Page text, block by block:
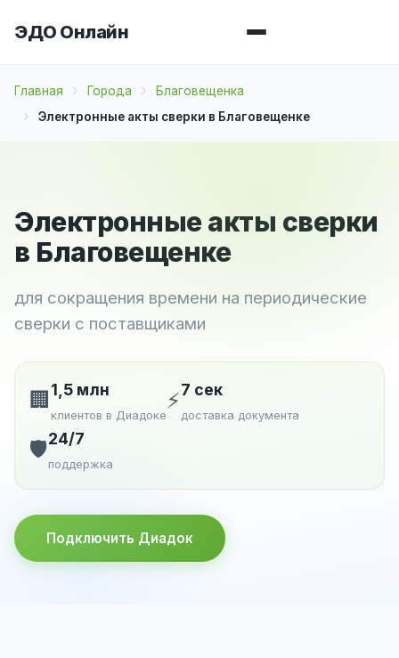
ЭДО Онлайн
Главная Города
Благовещенка
Электронные акты сверки в Благовещенке
Электронные акты сверки
в Благовещенке
для сокращения времени на периодические
сверки с поставщиками
🏢 1,5 млн
клиентов в Диадоке
⚡7 сек
доставка документа
🛡️24/7
поддержка
Подключить Диадок